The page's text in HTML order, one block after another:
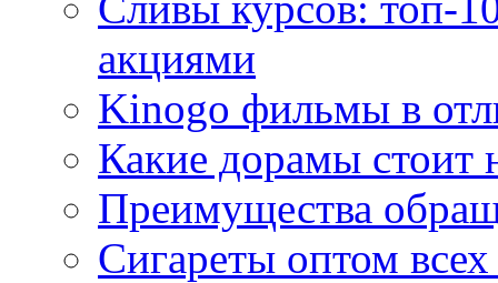
акциями
Kinogo фильмы в
Какие дорамы стоит
Преимущества
Сигареты оптом